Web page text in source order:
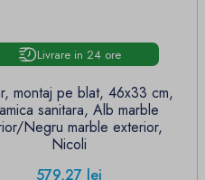
Livrare in 24 ore
montaj pe blat, 46x33 cm,
sanitara, Alb marble
Negru marble exterior,
Nicoli
Pret
579,27 lei